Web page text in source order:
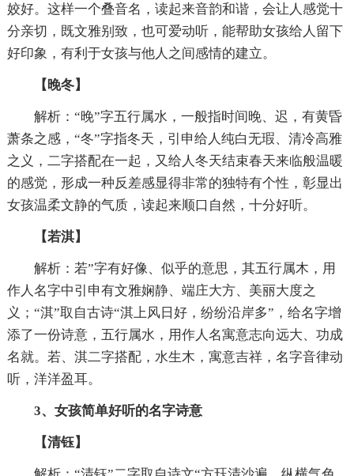
姣好。这样一个叠音名，读起来音韵和谐，会让人感觉十
分亲切，既文雅别致，也可爱动听，能帮助女孩给人留下
好印象，有利于女孩与他人之间感情的建立。
【晚冬】
解析：“晚”字五行属水，一般指时间晚、迟，有黄昏
萧条之感，“冬”字指冬天，引申给人纯白无瑕、清冷高雅
之义，二字搭配在一起，又给人冬天结束春天来临般温暖
的感觉，形成一种反差感显得非常的独特有个性，彰显出
女孩温柔文静的气质，读起来顺口自然，十分好听。
【若淇】
解析：若”字有好像、似乎的意思，其五行属木，用
作人名字中引申有文雅娴静、端庄大方、美丽大度之
义；“淇”取自古诗“淇上风日好，纷纷沿岸多”，给名字增
添了一份诗意，五行属水，用作人名寓意志向远大、功成
名就。若、淇二字搭配，水生木，寓意吉祥，名字音律动
听，洋洋盈耳。
3、女孩简单好听的名字诗意
【清钰】